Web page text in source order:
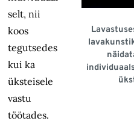
selt, nii
koos
tegutsedes
kui ka
üksteisele
vastu
töötades.